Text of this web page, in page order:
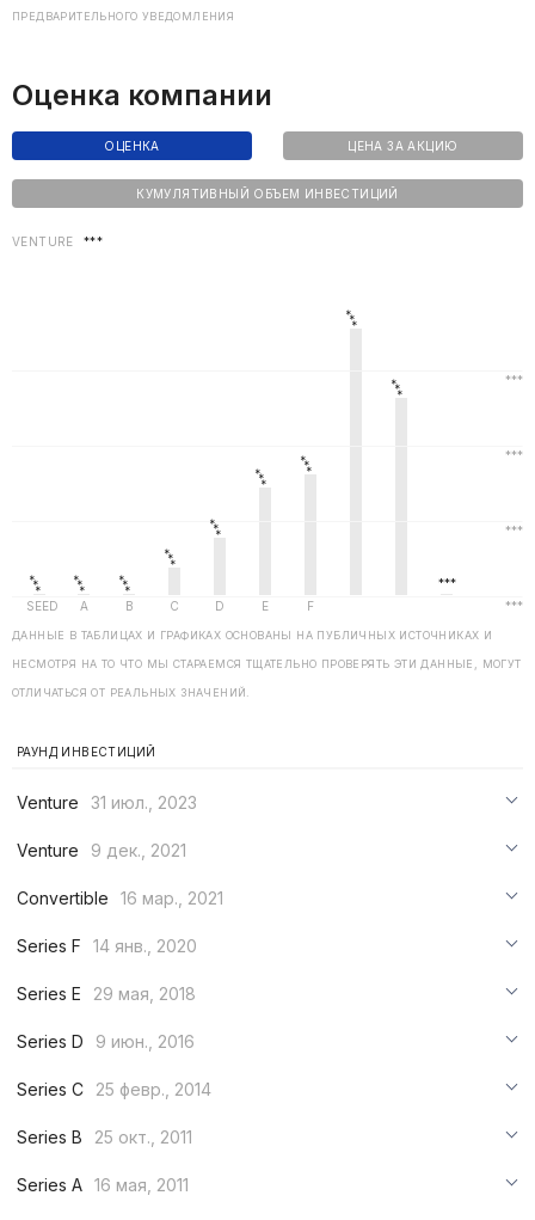
ПРЕДВАРИТЕЛЬНОГО УВЕДОМЛЕНИЯ
Оценка компании
ОЦЕНКА ЦЕНА ЗА АКЦИЮ
КУМУЛЯТИВНЫЙ ОБЪЕМ ИНВЕСТИЦИЙ
VENTURE ***
ДАННЫЕ В ТАБЛИЦАХ И ГРАФИКАХ ОСНОВАНЫ НА ПУБЛИЧНЫХ ИСТОЧНИКАХ И
НЕСМОТРЯ НА ТО ЧТО МЫ СТАРАЕМСЯ ТЩАТЕЛЬНО ПРОВЕРЯТЬ ЭТИ ДАННЫЕ, МОГУТ
ОТЛИЧАТЬСЯ ОТ РЕАЛЬНЫХ ЗНАЧЕНИЙ.
РАУНД ИНВЕСТИЦИЙ
Venture
31 июл., 2023
***
Venture
9 дек., 2021
***
Convertible
16 мар., 2021
***
Series F
14 янв., 2020
***
Series E
29 мая, 2018
***
Series D
9 июн., 2016
***
Series C
25 февр., 2014
***
Series B
25 окт., 2011
***
Series A 16 мая, 2011